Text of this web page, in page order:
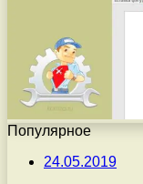
Популярное
24.05.2019